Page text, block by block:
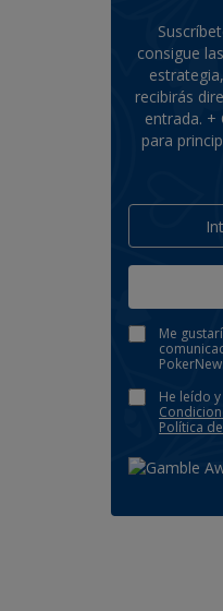
consigue
recibirás
entrada. +
para
Me
He leído
Política